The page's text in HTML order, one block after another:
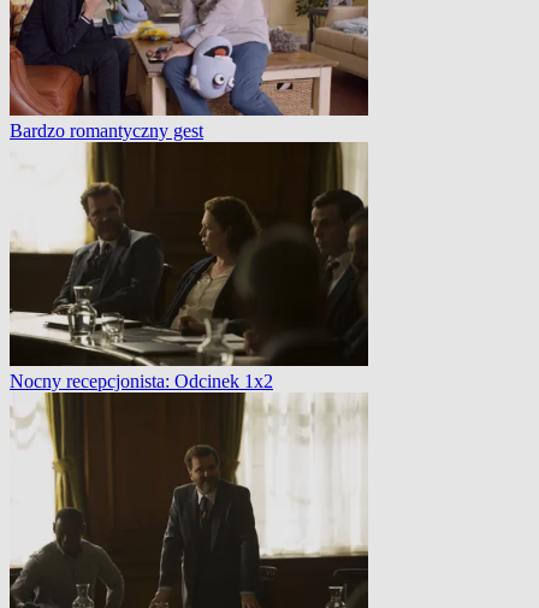
Bardzo romantyczny gest
Nocny recepcjonista: Odcinek 1x2